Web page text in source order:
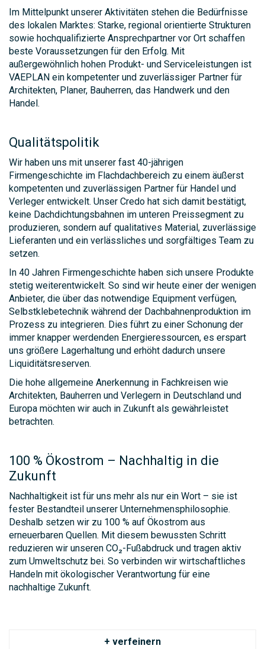
Im Mittelpunkt unserer Aktivitäten stehen die Bedürfnisse
des lokalen Marktes: Starke, regional orientierte Strukturen
sowie hochqualifizierte Ansprechpartner vor Ort schaffen
beste Voraussetzungen für den Erfolg. Mit
außergewöhnlich hohen Produkt- und Serviceleistungen ist
VAEPLAN ein kompetenter und zuverlässiger Partner für
Architekten, Planer, Bauherren, das Handwerk und den
Handel.
Qualitätspolitik
Wir haben uns mit unserer fast 40-jährigen
Firmengeschichte im Flachdachbereich zu einem äußerst
kompetenten und zuverlässigen Partner für Handel und
Verleger entwickelt. Unser Credo hat sich damit bestätigt,
keine Dachdichtungsbahnen im unteren Preissegment zu
produzieren, sondern auf qualitatives Material, zuverlässige
Lieferanten und ein verlässliches und sorgfältiges Team zu
setzen.
In 40 Jahren Firmengeschichte haben sich unsere Produkte
stetig weiterentwickelt. So sind wir heute einer der wenigen
Anbieter, die über das notwendige Equipment verfügen,
Selbstklebetechnik während der Dachbahnenproduktion im
Prozess zu integrieren. Dies führt zu einer Schonung der
immer knapper werdenden Energieressourcen, es erspart
uns größere Lagerhaltung und erhöht dadurch unsere
Liquiditätsreserven.
Die hohe allgemeine Anerkennung in Fachkreisen wie
Architekten, Bauherren und Verlegern in Deutschland und
Europa möchten wir auch in Zukunft als gewährleistet
betrachten.
100 % Ökostrom – Nachhaltig in die
Zukunft
Nachhaltigkeit ist für uns mehr als nur ein Wort – sie ist
fester Bestandteil unserer Unternehmensphilosophie.
Deshalb setzen wir zu 100 % auf Ökostrom aus
erneuerbaren Quellen. Mit diesem bewussten Schritt
reduzieren wir unseren CO₂-Fußabdruck und tragen aktiv
zum Umweltschutz bei. So verbinden wir wirtschaftliches
Handeln mit ökologischer Verantwortung für eine
nachhaltige Zukunft.
+ verfeinern